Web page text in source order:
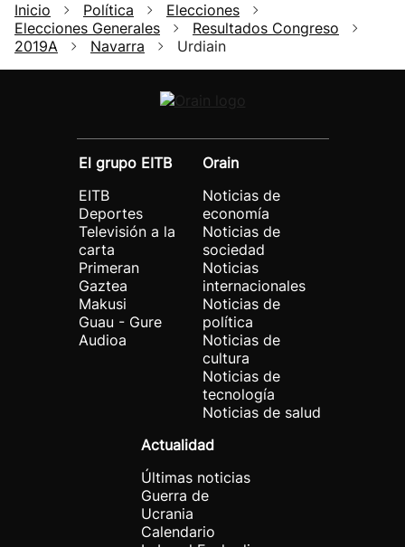
Inicio Política
Elecciones
Elecciones Generales
Resultados Congreso
2019A
Navarra Urdiain
El grupo EITB
EITB
Deportes
Televisión a la
carta
Primeran
Gaztea
Makusi
Guau - Gure
Audioa
Orain
Noticias de
economía
Noticias de
sociedad
Noticias
internacionales
Noticias de
política
Noticias de
cultura
Noticias de
tecnología
Noticias de salud
Actualidad
Últimas noticias
Guerra de
Ucrania
Calendario